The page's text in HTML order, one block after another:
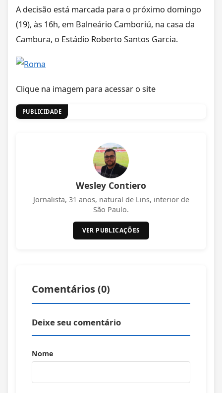
A decisão está marcada para o próximo domingo
(19), às 16h, em Balneário Camboriú, na casa da
Cambura, o Estádio Roberto Santos Garcia.
Clique na imagem para acessar o site
PUBLICIDADE
Wesley Contiero
Jornalista, 31 anos, natural de Lins, interior de
São Paulo.
VER PUBLICAÇÕES
Comentários (0)
Deixe seu comentário
Nome